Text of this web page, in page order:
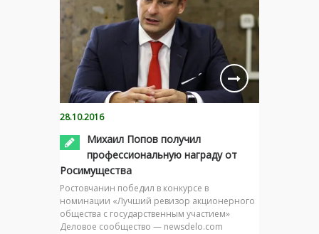
28.10.2016
Михаил Попов получил
профессиональную награду от
Росимущества
Ростовчанин победил в конкурсе в
номинации «Лучший ревизор акционерного
общества с государственным участием»
Деловое сообщество — newsdelo.com